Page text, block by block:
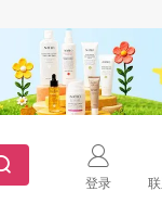
登录